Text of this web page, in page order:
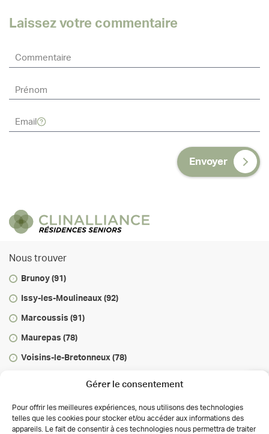
Gérer le consentement
Pour offrir les meilleures expériences, nous utilisons des technologies
telles que les cookies pour stocker et/ou accéder aux informations des
appareils. Le fait de consentir à ces technologies nous permettra de traiter
Laissez votre commentaire
Envoyer
Nous trouver
Brunoy (91)
Issy-les-Moulineaux (92)
Marcoussis (91)
Maurepas (78)
Voisins-le-Bretonneux (78)
Infos & conseils
Actualités